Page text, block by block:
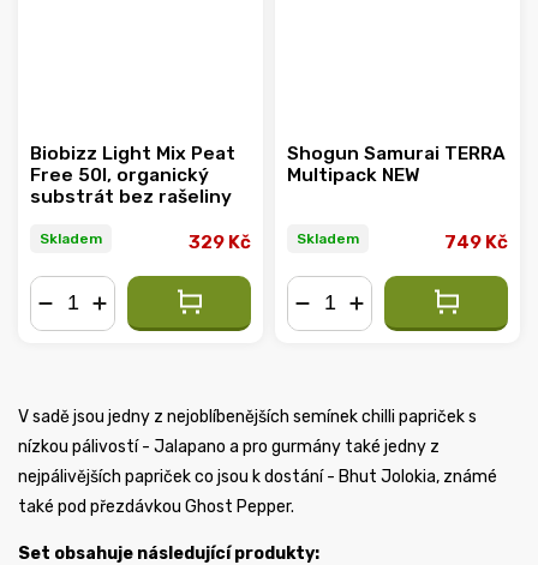
Biobizz Light Mix Peat
Free 50l, organický
substrát bez rašeliny
Skladem 329 Kč
Shogun Samurai TERRA
Multipack NEW
Skladem 749 Kč
V sadě jsou jedny z nejoblíbenějších semínek chilli papriček s
nízkou pálivostí - Jalapano a pro gurmány také jedny z
nejpálivějších papriček co jsou k dostání - Bhut Jolokia, známé
také pod přezdávkou Ghost Pepper.
Set obsahuje následující produkty: